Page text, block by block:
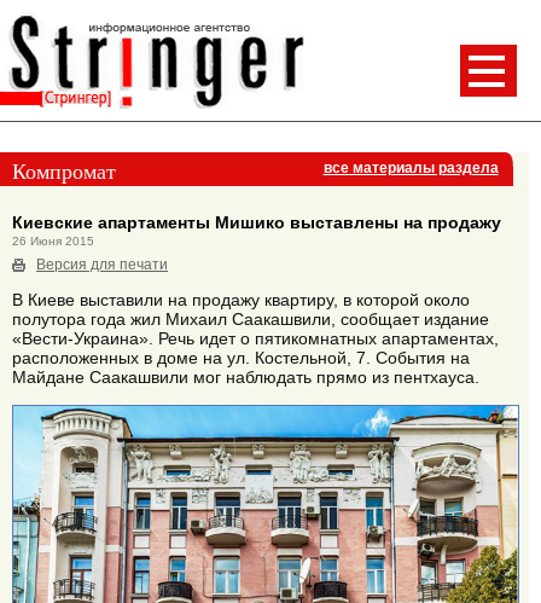
Компромат все материалы раздела
Киевские апартаменты Мишико выставлены на продажу
26 Июня 2015
Версия для печати
В Киеве выставили на продажу квартиру, в которой около
полутора года жил Михаил Саакашвили, сообщает издание
«Вести-Украина». Речь идет о пятикомнатных апартаментах,
расположенных в доме на ул. Костельной, 7. События на
Майдане Саакашвили мог наблюдать прямо из пентхауса.